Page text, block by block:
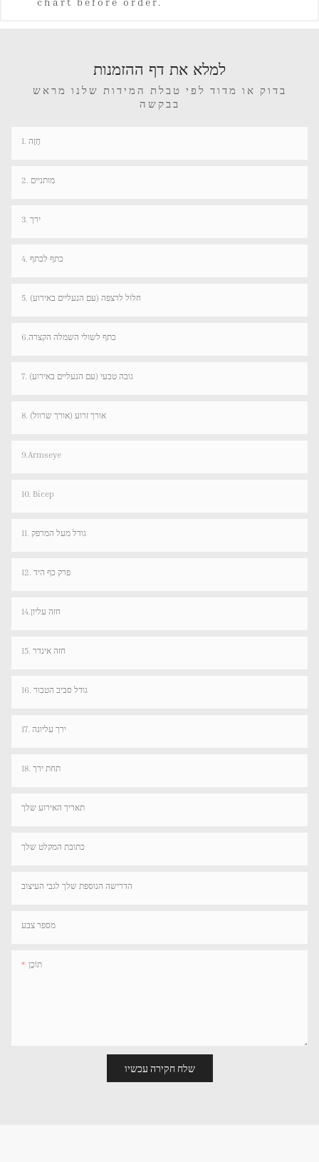
למלא את דף ההזמנות
בדוק או מדוד לפי טבלת המידות שלנו מראש
בבקשה
1. חָזֶה
2. מותניים
3. ירך
4. כתף לכתף
5. חלול לרצפה (עם הנעליים באירוע)
6.כתף לשולי השמלה הקצרה
7. גובה טבעי (עם הנעליים באירוע)
8. אורך זרוע (אורך שרוול)
9.Armseye
10. Bicep
11. גודל מעל המרפק
12. פרק כף היד
14.חזה עליון
15. חזה אינדר
16. גודל סביב הטבור
17. ירך עליונה
18. תחת ירך
תאריך האירוע שלך
כתובת המקלט שלך
הדרישה הנוספת שלך לגבי העיצוב
מספר צבע
תוֹכֶן
שלח חקירה עכשיו